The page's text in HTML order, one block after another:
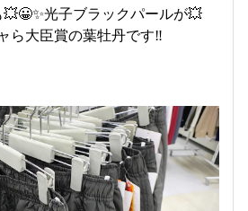
光子ブラックパールが💥
ら大臣賞の葉牡丹です‼️